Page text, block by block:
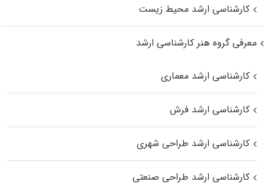
کارشناسی ارشد محیط زیست
معرفی گروه هنر کارشناسی ارشد
کارشناسی ارشد معماری
کارشناسی ارشد فرش
کارشناسی ارشد طراحی شهری
کارشناسی ارشد طراحی صنعتی